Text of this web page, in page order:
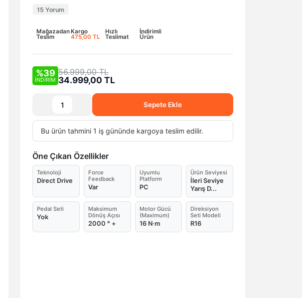
15 Yorum
Mağazadan
Teslim
Kargo
475,00 TL
Hızlı
Teslimat
İndirimli
Ürün
%39
İNDİRİM
56.999,00 TL
34.999,00 TL
Sepete Ekle
Bu ürün tahmini 1 iş gününde kargoya teslim edilir.
Öne Çıkan Özellikler
Teknoloji
Direct Drive
Force
Feedback
Var
Uyumlu
Platform
PC
Ürün Seviyesi
İleri Seviye
Yarış D...
Pedal Seti
Yok
Maksimum
Dönüş Açısı
2000 ° +
Motor Gücü
(Maximum)
16 N·m
Direksiyon
Seti Modeli
R16